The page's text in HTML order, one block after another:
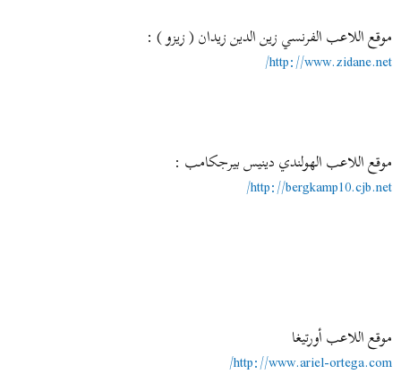
موقع اللاعب الفرنسي زين الدين زيدان ( زيزو ) :
http://www.zidane.net/
موقع اللاعب الهولندي دينيس بيرجكامب :
http://bergkamp10.cjb.net/
موقع اللاعب أورتيغا
http://www.ariel-ortega.com/